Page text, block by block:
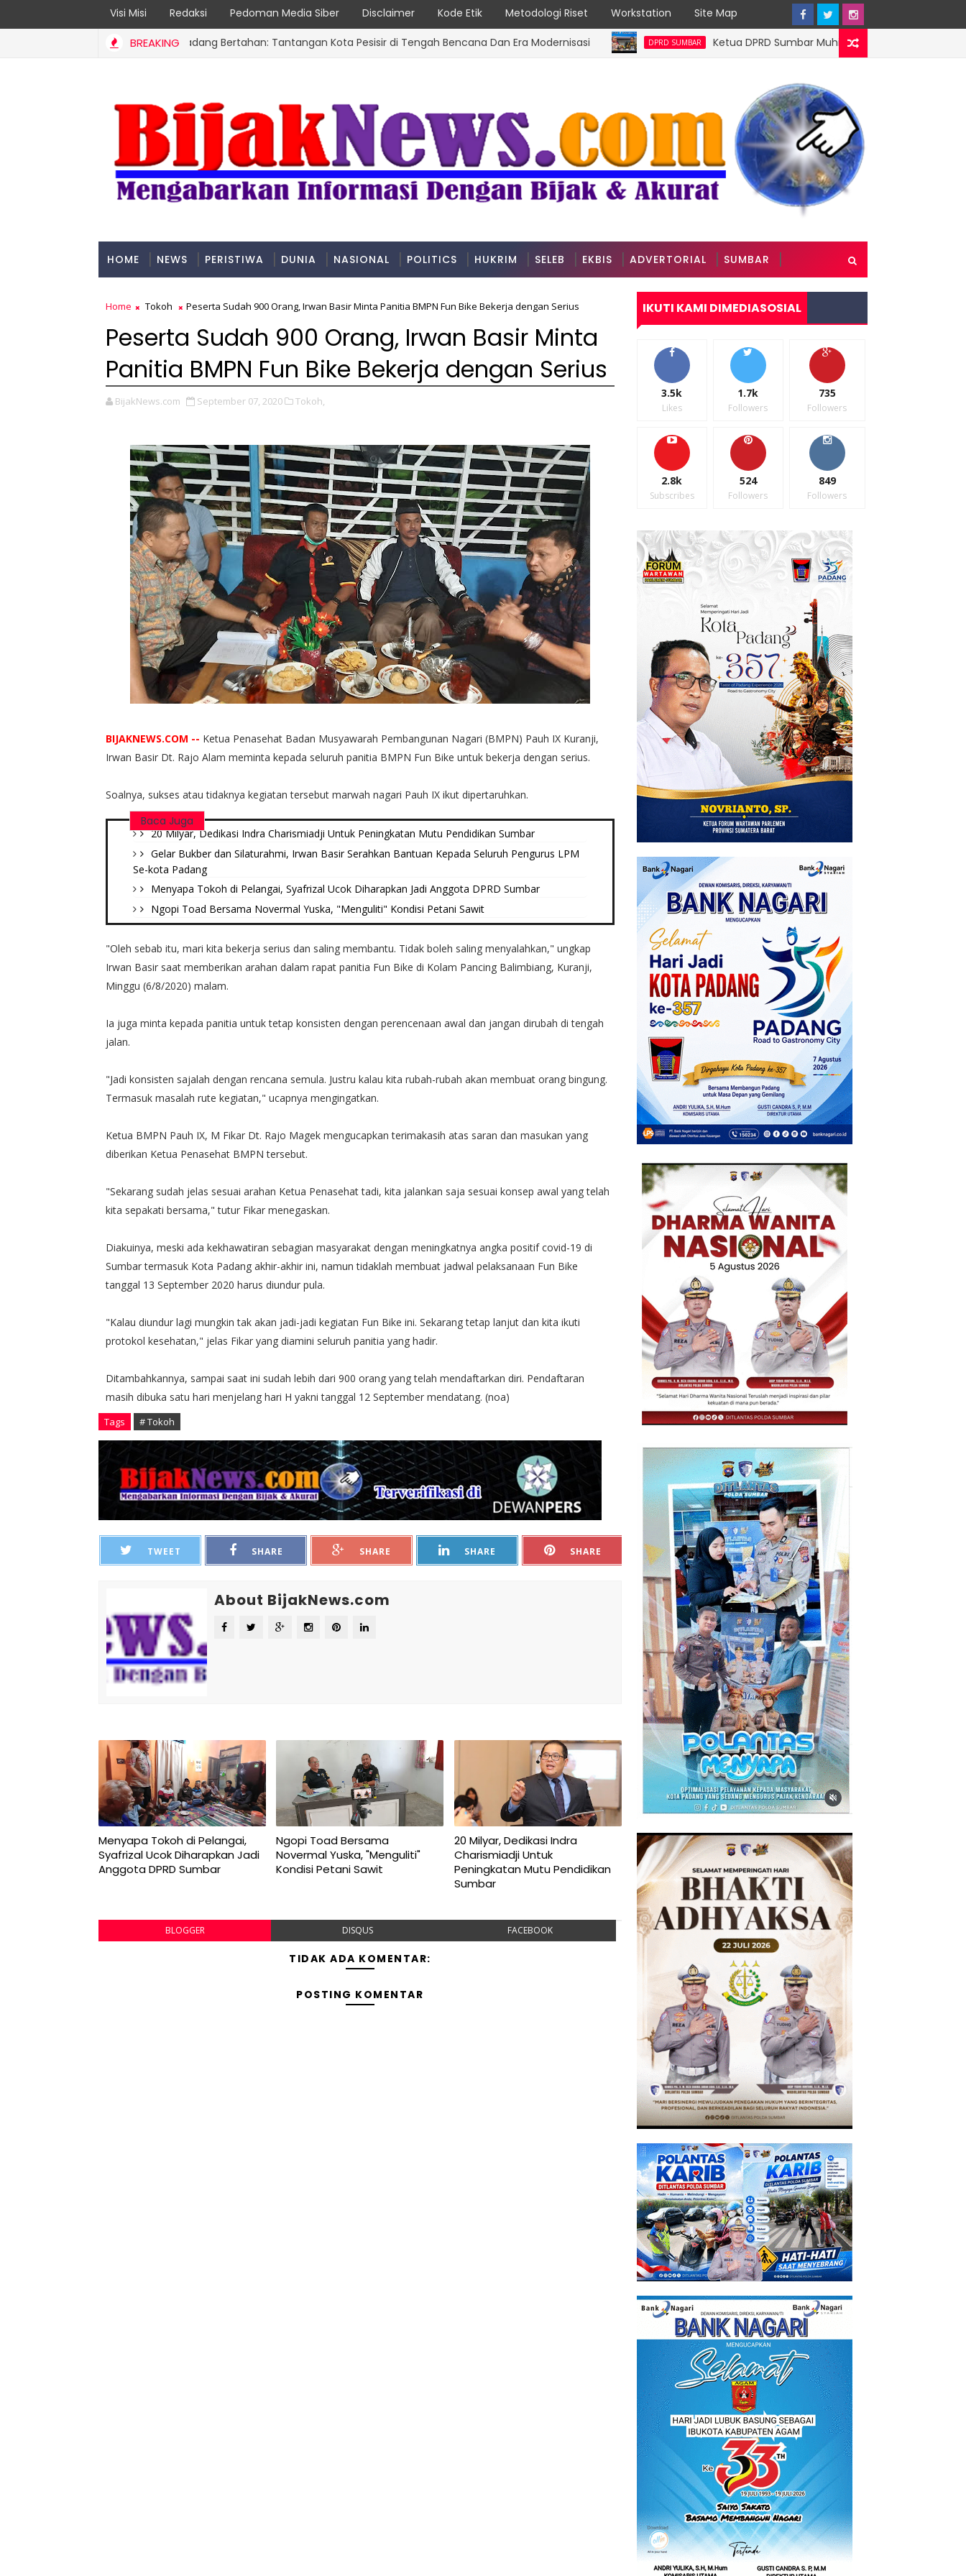
Visi Misi Redaksi Pedoman Media Siber Disclaimer Kode Etik Metodologi Riset Workstation Site Map
BREAKING
357 Tahun Kota Padang Bertahan: Tantangan Kota Pesisir di Tengah Bencana Dan Era Modernisasi DPRD SUMBAR Ketua DPRD Sumbar Muhidi Ajak Seluruh Elemen Bangun
HOME NEWS PERISTIWA DUNIA NASIONAL POLITICS HUKRIM SELEB EKBIS ADVERTORIAL SUMBAR
Home Tokoh Peserta Sudah 900 Orang, Irwan Basir Minta Panitia BMPN Fun Bike Bekerja dengan Serius
Peserta Sudah 900 Orang, Irwan Basir Minta
Panitia BMPN Fun Bike Bekerja dengan Serius
BijakNews.com September 07, 2020 Tokoh,
BIJAKNEWS.COM -- Ketua Penasehat Badan Musyawarah Pembangunan Nagari (BMPN) Pauh IX Kuranji,
Irwan Basir Dt. Rajo Alam meminta kepada seluruh panitia BMPN Fun Bike untuk bekerja dengan serius.
Soalnya, sukses atau tidaknya kegiatan tersebut marwah nagari Pauh IX ikut dipertaruhkan.
Baca Juga
20 Milyar, Dedikasi Indra Charismiadji Untuk Peningkatan Mutu Pendidikan Sumbar
Gelar Bukber dan Silaturahmi, Irwan Basir Serahkan Bantuan Kepada Seluruh Pengurus LPM
Se-kota Padang
Menyapa Tokoh di Pelangai, Syafrizal Ucok Diharapkan Jadi Anggota DPRD Sumbar
Ngopi Toad Bersama Novermal Yuska, "Menguliti" Kondisi Petani Sawit
"Oleh sebab itu, mari kita bekerja serius dan saling membantu. Tidak boleh saling menyalahkan," ungkap
Irwan Basir saat memberikan arahan dalam rapat panitia Fun Bike di Kolam Pancing Balimbiang, Kuranji,
Minggu (6/8/2020) malam.
Ia juga minta kepada panitia untuk tetap konsisten dengan perencenaan awal dan jangan dirubah di tengah
jalan.
"Jadi konsisten sajalah dengan rencana semula. Justru kalau kita rubah-rubah akan membuat orang bingung.
Termasuk masalah rute kegiatan," ucapnya mengingatkan.
Ketua BMPN Pauh IX, M Fikar Dt. Rajo Magek mengucapkan terimakasih atas saran dan masukan yang
diberikan Ketua Penasehat BMPN tersebut.
"Sekarang sudah jelas sesuai arahan Ketua Penasehat tadi, kita jalankan saja sesuai konsep awal yang telah
kita sepakati bersama," tutur Fikar menegaskan.
Diakuinya, meski ada kekhawatiran sebagian masyarakat dengan meningkatnya angka positif covid-19 di
Sumbar termasuk Kota Padang akhir-akhir ini, namun tidaklah membuat jadwal pelaksanaan Fun Bike
tanggal 13 September 2020 harus diundur pula.
"Kalau diundur lagi mungkin tak akan jadi-jadi kegiatan Fun Bike ini. Sekarang tetap lanjut dan kita ikuti
protokol kesehatan," jelas Fikar yang diamini seluruh panitia yang hadir.
Ditambahkannya, sampai saat ini sudah lebih dari 900 orang yang telah mendaftarkan diri. Pendaftaran
masih dibuka satu hari menjelang hari H yakni tanggal 12 September mendatang. (noa)
Tags # Tokoh
TWEET SHARE SHARE SHARE SHARE
About BijakNews.com
Menyapa Tokoh di Pelangai,
Syafrizal Ucok Diharapkan Jadi
Anggota DPRD Sumbar
Ngopi Toad Bersama
Novermal Yuska, "Menguliti"
Kondisi Petani Sawit
20 Milyar, Dedikasi Indra
Charismiadji Untuk
Peningkatan Mutu Pendidikan
Sumbar
BLOGGER DISQUS FACEBOOK
TIDAK ADA KOMENTAR:
POSTING KOMENTAR
IKUTI KAMI DIMEDIASOSIAL
3.5k
Likes
1.7k
Followers
735
Followers
2.8k
Subscribes
524
Followers
849
Followers